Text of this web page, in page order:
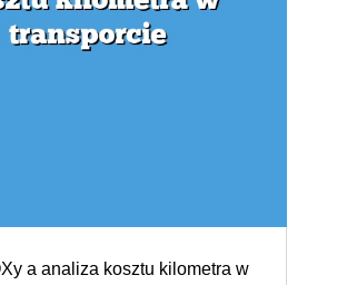
a analiza kosztu kilometra w